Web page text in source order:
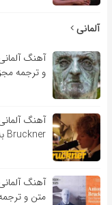
آلمانی
و ترجمه
Bruckner به همراه متن و ترجمه مجزا
متن و